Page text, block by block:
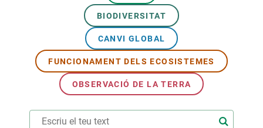
BIODIVERSITAT
CANVI GLOBAL
FUNCIONAMENT DELS ECOSISTEMES
OBSERVACIÓ DE LA TERRA